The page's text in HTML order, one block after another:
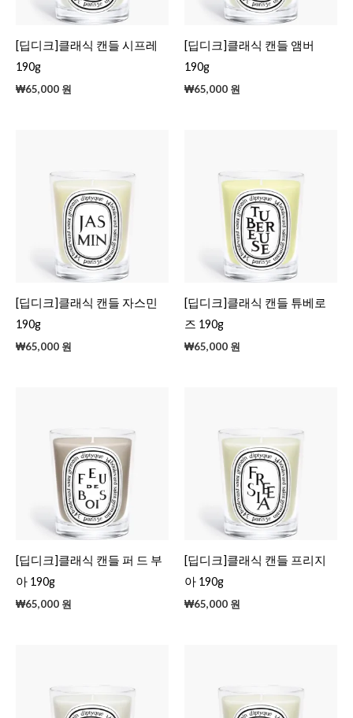
[딥디크]클래식 캔들 시프레
190g
₩65,000 원
[딥디크]클래식 캔들 앰버
190g
₩65,000 원
[딥디크]클래식 캔들 자스민
190g
₩65,000 원
[딥디크]클래식 캔들 튜베로
즈 190g
₩65,000 원
[딥디크]클래식 캔들 퍼 드 부
아 190g
₩65,000 원
[딥디크]클래식 캔들 프리지
아 190g
₩65,000 원